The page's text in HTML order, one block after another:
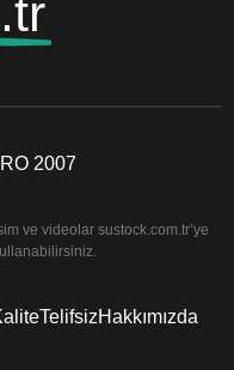
RO 2007
ve videolar sustock.com.tr’ye
TelifsizHakkımızda